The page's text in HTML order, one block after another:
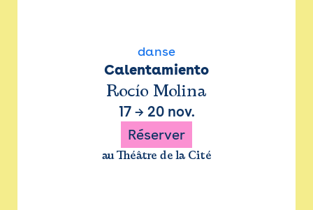
danse
Calentamiento
Rocío Molina
17→ 20 nov.
Réserver
au Théâtre de la Cité